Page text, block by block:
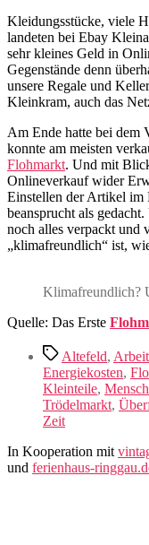
Kleidungsstücke, viele
landeten bei Ebay
sehr kleines Geld in
Gegenstände denn
unsere Regale und
Kleinkram, auch das
Am Ende hatte bei dem
konnte am meisten
Flohmarkt. Und mit
Onlineverkauf wider
Einstellen der Artikel im
beansprucht als
noch alles verpackt und
„klimafreundlich“ ist,
Klimafreundlich?
Quelle: Das Erste
Schlagwörter
Altefeld,
Energiekosten,
Kleinteile,
Trödelmarkt,
Zeit
In Kooperation mit
und ferienhaus-